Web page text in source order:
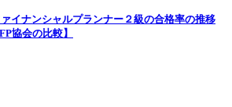
ァイナンシャルプランナー２級の合格率の推移
協会の比較】